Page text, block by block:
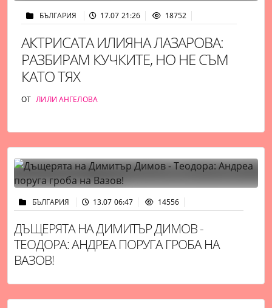
БЪЛГАРИЯ 17.07 21:26 18752
АКТРИСАТА ИЛИЯНА ЛАЗАРОВА:
РАЗБИРАМ КУЧКИТЕ, НО НЕ СЪМ
КАТО ТЯХ
ОТ ЛИЛИ АНГЕЛОВА
БЪЛГАРИЯ 13.07 06:47 14556
ДЪЩЕРЯТА НА ДИМИТЪР ДИМОВ -
ТЕОДОРА: АНДРЕА ПОРУГА ГРОБА НА
ВАЗОВ!